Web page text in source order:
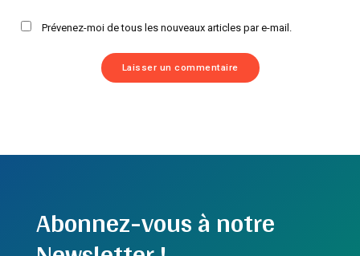
Prévenez-moi de tous les nouveaux articles par e-mail.
Abonnez-vous à notre